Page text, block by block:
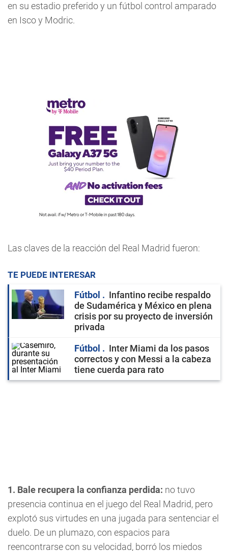
en su estadio preferido y un fútbol control amparado
en Isco y Modric.
Las claves de la reacción del Real Madrid fueron:
TE PUEDE INTERESAR
Fútbol
Infantino recibe respaldo
de Sudamérica y México en plena
crisis por su proyecto de inversión
privada
Fútbol
Inter Miami da los pasos
correctos y con Messi a la cabeza
tiene cuerda para rato
1. Bale recupera la confianza perdida: no tuvo
presencia continua en el juego del Real Madrid, pero
explotó sus virtudes en una jugada para sentenciar el
duelo. De un plumazo, con espacios para
reencontrarse con su velocidad, borró los miedos